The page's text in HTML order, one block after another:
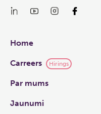
Links
Home
Carreers Hirings
Par mums
Jaunumi